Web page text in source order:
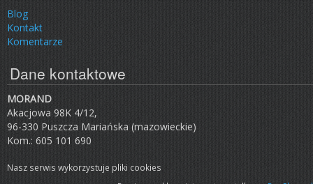
Blog
Kontakt
Komentarze
Dane kontaktowe
MORAND
Akacjowa 98K 4/12,
96-330 Puszcza Mariańska (mazowieckie)
Kom.: 605 101 690
Nasz serwis wykorzystuje pliki cookies